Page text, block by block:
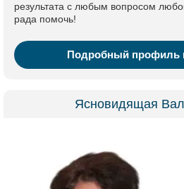
результата с любым вопросом
рада помочь!
Подробный профиль
Ясновидящая